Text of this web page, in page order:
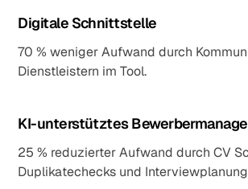
Digitale Schnittstelle
70 % weniger Aufwand durch
Dienstleistern im Tool.
KI-unterstütztes
25 % reduzierter Aufwand durch CV
Duplikatechecks und